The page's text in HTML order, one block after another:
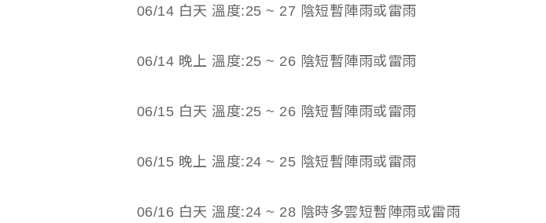
06/14 白天 溫度:25 ~ 27 陰短暫陣雨或雷雨
06/14 晚上 溫度:25 ~ 26 陰短暫陣雨或雷雨
06/15 白天 溫度:25 ~ 26 陰短暫陣雨或雷雨
06/15 晚上 溫度:24 ~ 25 陰短暫陣雨或雷雨
06/16 白天 溫度:24 ~ 28 陰時多雲短暫陣雨或雷雨